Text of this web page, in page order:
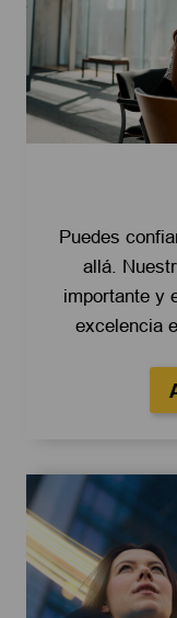
Puedes
allá.
importante y
excelencia